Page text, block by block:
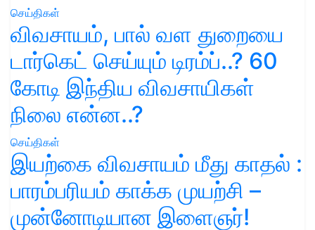
செய்திகள்
விவசாயம், பால் வள துறையை
டார்கெட் செய்யும் டிரம்ப்..? 60
கோடி இந்திய விவசாயிகள்
நிலை என்ன..?
செய்திகள்
இயற்கை விவசாயம் மீது காதல் :
பாரம்பரியம் காக்க முயற்சி –
முன்னோடியான இளைஞர்!